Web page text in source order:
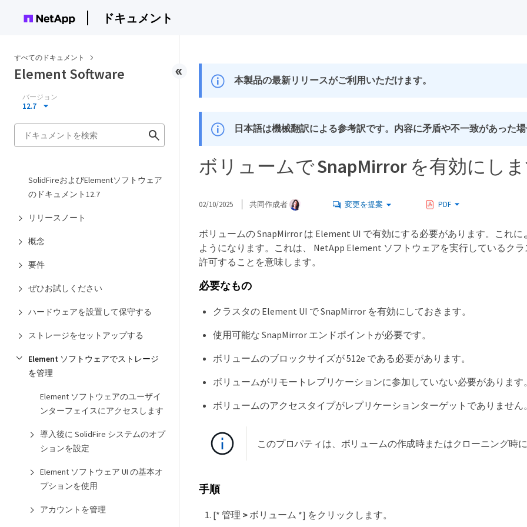
ドキュメント
すべてのドキュメント
Element Software
バージョン
12.7
SolidFireおよびElementソフトウェア
のドキュメント12.7
リリースノート
概念
要件
ぜひお試しください
ハードウェアを設置して保守する
ストレージをセットアップする
Element ソフトウェアでストレージ
を管理
Element ソフトウェアのユーザイ
ンターフェイスにアクセスします
導入後に SolidFire システムのオプ
ションを設定
Element ソフトウェア UI の基本オ
プションを使用
アカウントを管理
本製品の最新リリースがご利用いただけます。
日本語は機械翻訳による参考訳です。内容に矛盾や不一致があった
ボリュームで SnapMirror を有効にし
02/10/2025 共同作成者 変更を提案 PDF
ボリュームの SnapMirror は Element UI で有効にする必要があります。これ
ようになります。これは、 NetApp Element ソフトウェアを実行しているク
許可することを意味します。
必要なもの
クラスタの Element UI で SnapMirror を有効にしておきます。
使用可能な SnapMirror エンドポイントが必要です。
ボリュームのブロックサイズが 512e である必要があります。
ボリュームがリモートレプリケーションに参加していない必要があります。
ボリュームのアクセスタイプがレプリケーションターゲットでありません。
このプロパティは、ボリュームの作成時またはクローニング時に
手順
[* 管理 >ボリューム *] をクリックします。